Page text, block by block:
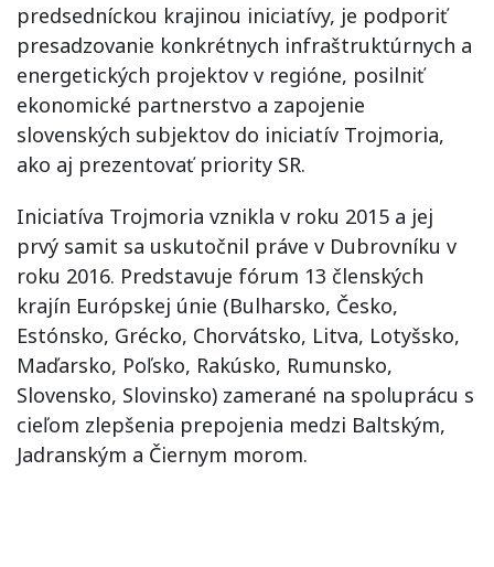
predsedníckou krajinou iniciatívy, je podporiť
presadzovanie konkrétnych infraštruktúrnych a
energetických projektov v regióne, posilniť
ekonomické partnerstvo a zapojenie
slovenských subjektov do iniciatív Trojmoria,
ako aj prezentovať priority SR.
Iniciatíva Trojmoria vznikla v roku 2015 a jej
prvý samit sa uskutočnil práve v Dubrovníku v
roku 2016. Predstavuje fórum 13 členských
krajín Európskej únie (Bulharsko, Česko,
Estónsko, Grécko, Chorvátsko, Litva, Lotyšsko,
Maďarsko, Poľsko, Rakúsko, Rumunsko,
Slovensko, Slovinsko) zamerané na spoluprácu s
cieľom zlepšenia prepojenia medzi Baltským,
Jadranským a Čiernym morom.